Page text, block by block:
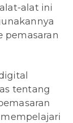
alat ini
pemasaran
tentang